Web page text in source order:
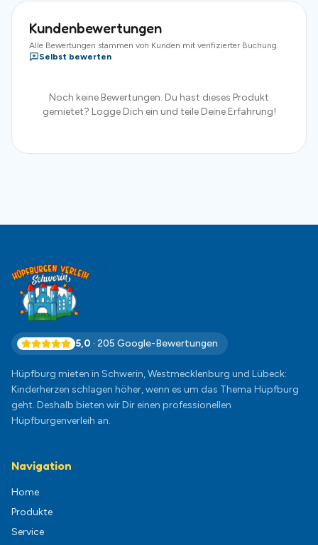
Kundenbewertungen
Alle Bewertungen stammen von Kunden mit verifizierter Buchung.
Selbst bewerten
Noch keine Bewertungen. Du hast dieses Produkt
gemietet? Logge Dich ein und teile Deine Erfahrung!
5,0 · 205 Google-Bewertungen
Hüpfburg mieten in Schwerin, Westmecklenburg und Lübeck:
Kinderherzen schlagen höher, wenn es um das Thema Hüpfburg
geht. Deshalb bieten wir Dir einen professionellen
Hüpfburgenverleih an.
Navigation
Home
Produkte
Service